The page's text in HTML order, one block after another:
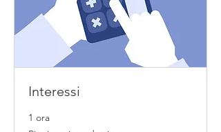
Interessi
1 ora
Riunione